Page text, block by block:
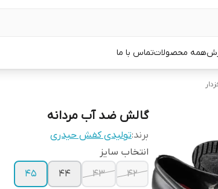
همه محصولاتتماس با ما
گالش ضد آب مردانه
برند:تولیدی کفش حیدری
انتخاب سایز
42
43
44
45